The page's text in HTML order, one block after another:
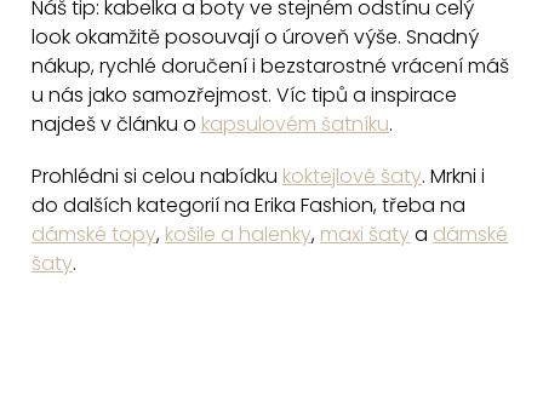
ý
p
i
s
u
Náš tip: kabelka a boty ve stejném odstínu celý
look okamžitě posouvají o úroveň výše. Snadný
nákup, rychlé doručení i bezstarostné vrácení máš
u nás jako samozřejmost. Víc tipů a inspirace
najdeš v článku o kapsulovém šatníku.
Prohlédni si celou nabídku koktejlové šaty. Mrkni i
do dalších kategorií na Erika Fashion, třeba na
dámské topy, košile a halenky, maxi šatya dámské
šaty.